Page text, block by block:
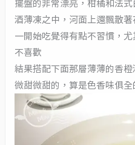
擺盤的非常漂亮，柑橘和法
酒薄凍之中，河面上還飄散著
一開始吃覺得有點不習慣，
不喜歡
結果搭配下面那層薄薄的香
微甜微甜的，算是色香味俱全